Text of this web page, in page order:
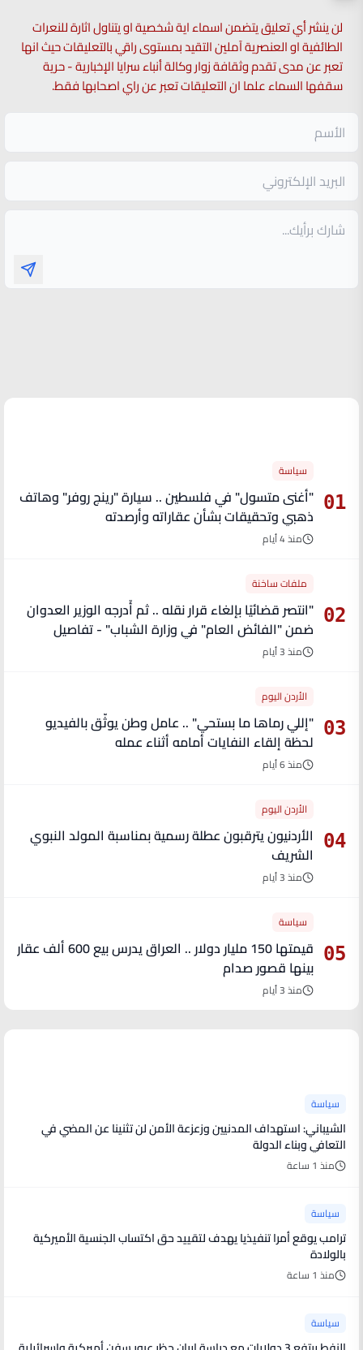
لن ينشر أي تعليق يتضمن اسماء اية شخصية او يتناول اثارة للنعرات
الطائفية او العنصرية آملين التقيد بمستوى راقي بالتعليقات حيث انها
تعبر عن مدى تقدم وثقافة زوار وكالة أنباء سرايا الإخبارية - حرية
سقفها السماء علما ان التعليقات تعبر عن راي اصحابها فقط.
01
سياسة
"أغنى متسول" في فلسطين .. سيارة "رينج روفر" وهاتف
ذهبي وتحقيقات بشأن عقاراته وأرصدته
منذ 4 أيام
02
ملفات ساخنة
"انتصر قضائيًا بإلغاء قرار نقله .. ثم أُدرجه الوزير العدوان
ضمن "الفائض العام" في وزارة الشباب" - تفاصيل
منذ 3 أيام
03
الأردن اليوم
"إللي رماها ما بستحي" .. عامل وطن يوثّق بالفيديو
لحظة إلقاء النفايات أمامه أثناء عمله
منذ 6 أيام
04
الأردن اليوم
الأردنيون يترقبون عطلة رسمية بمناسبة المولد النبوي
الشريف
منذ 3 أيام
05
سياسة
قيمتها 150 مليار دولار .. العراق يدرس بيع 600 ألف عقار
بينها قصور صدام
منذ 3 أيام
سياسة
الشيباني: استهداف المدنيين وزعزعة الأمن لن تثنينا عن المضي في
التعافي وبناء الدولة
منذ 1 ساعة
سياسة
ترامب يوقع أمرا تنفيذيا يهدف لتقييد حق اكتساب الجنسية الأميركية
بالولادة
منذ 1 ساعة
سياسة